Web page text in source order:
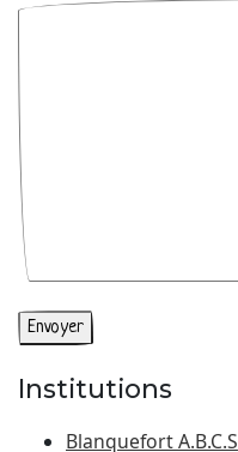
Institutions
Blanquefort A.B.C.S